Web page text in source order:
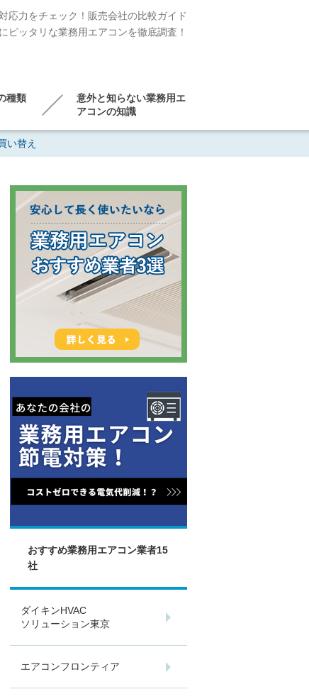
応力をチェック！販売会社の比較ガイド
ピッタリな業務用エアコンを徹底調査！
種類
意外と知らない業務用エ
アコンの知識
い替え
おすすめ業務用エアコン業者15
社
ダイキンHVAC
ソリューション東京
エアコンフロンティア